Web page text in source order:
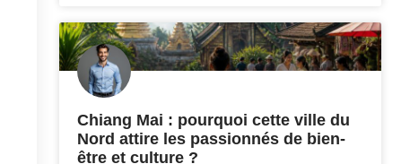
Chiang Mai : pourquoi cette ville du
Nord attire les passionnés de bien-
être et culture ?